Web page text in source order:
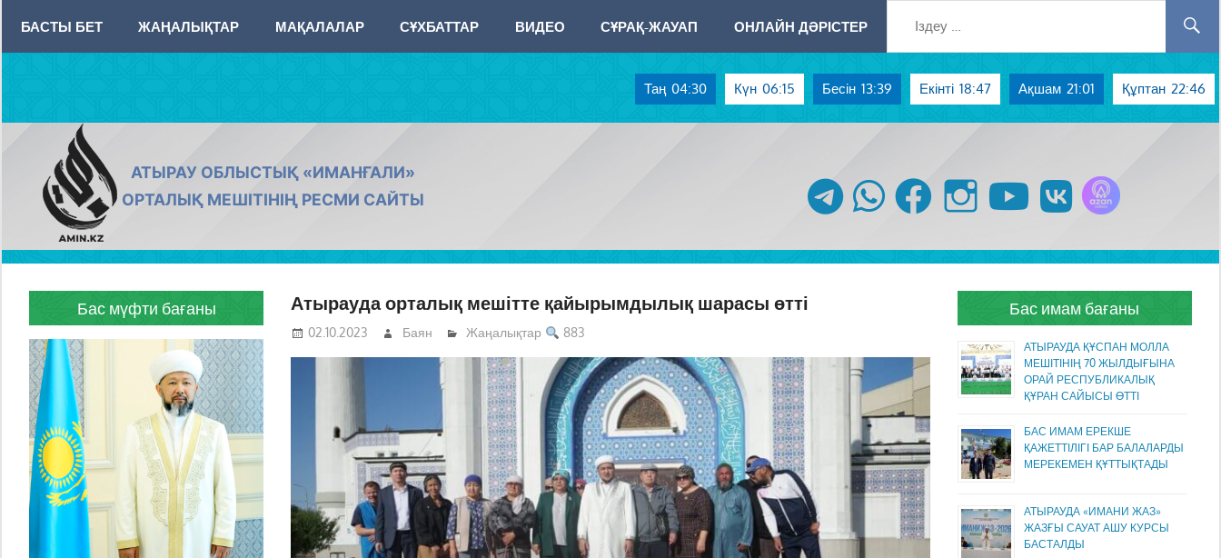
content
БАСТЫ БЕТ ЖАҢАЛЫҚТАР МАҚАЛАЛАР СҰХБАТТАР ВИДЕО СҰРАҚ-ЖАУАП ОНЛАЙН ДӘРІСТЕР
Таң 04:30 Күн 06:15 Бесін 13:39 Екінті 18:47 Ақшам 21:01 Құптан 22:46
AMIN.KZ
АТЫРАУ ОБЛЫСТЫҚ «ИМАНҒАЛИ»
ОРТАЛЫҚ МЕШІТІНІҢ РЕСМИ САЙТЫ
telegram whatsapp facebook instagram youtubevk
Атырауда орталық мешітте қайырымдылық шарасы өтті
02.10.2023 Баян Жаңалықтар 883
Бас мүфти бағаны Бас имам бағаны
АТЫРАУДА ҚҰСПАН МОЛЛА
МЕШІТІНІҢ 70 ЖЫЛДЫҒЫНА
ОРАЙ РЕСПУБЛИКАЛЫҚ
ҚҰРАН САЙЫСЫ ӨТТІ
БАС ИМАМ ЕРЕКШЕ
ҚАЖЕТТІЛІГІ БАР БАЛАЛАРДЫ
МЕРЕКЕМЕН ҚҰТТЫҚТАДЫ
АТЫРАУДА «ИМАНИ ЖАЗ»
ЖАЗҒЫ САУАТ АШУ КУРСЫ
БАСТАЛДЫ